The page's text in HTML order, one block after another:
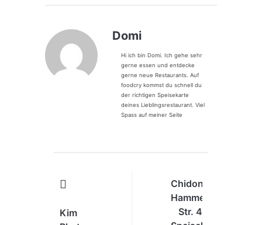
Domi
Hi ich bin Domi. Ich gehe sehr
gerne essen und entdecke
gerne neue Restaurants. Auf
foodcry kommst du schnell du
der richtigen Speisekarte
deines Lieblingsrestaurant. Viel
Spass auf meiner Seite
Kim
Chidonkey:
Hammer
Str. 4